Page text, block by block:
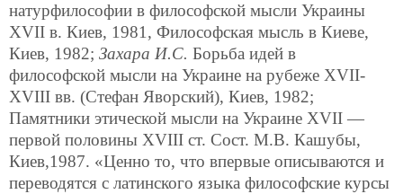
натурфилософии в философской мысли Украины
ХVII в. Киев, 1981, Философская мысль в Киеве,
Киев, 1982; Захара И.С. Борьба идей в
философской мысли на Украине на рубеже ХVII-
XVIII вв. (Стефан Яворский), Киев, 1982;
Памятники этической мысли на Украине ХVII —
первой половины ХVIII ст. Сост. М.В. Кашубы,
Киев,1987. «Ценно то, что впервые описываются и
переводятся с латинского языка философские курсы